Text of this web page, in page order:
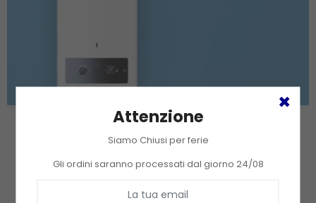
Oct 09, 2024 3287
Caldaia: tipi e funzionamento.
Leggi di più
Attenzione
Siamo Chiusi per ferie
Gli ordini saranno processati dal giorno 24/08